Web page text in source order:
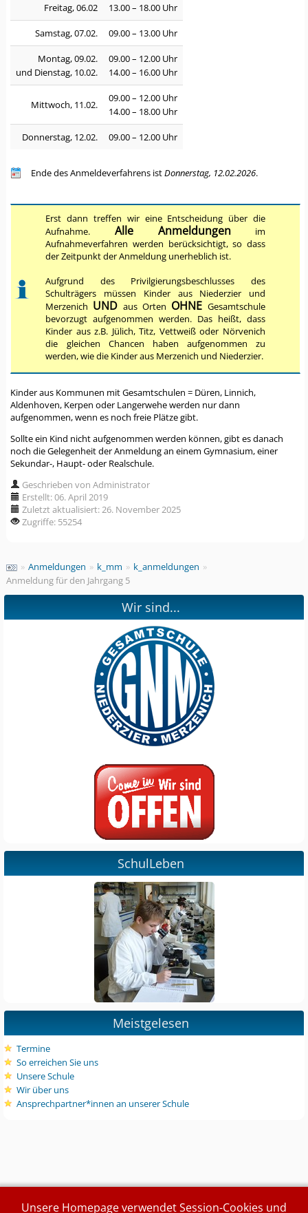
Freitag, 06.02
13.00 – 18.00 Uhr
Samstag, 07.02. 09.00 – 13.00 Uhr
Montag, 09.02.
und Dienstag, 10.02.
09.00 – 12.00 Uhr
14.00 – 16.00 Uhr
Mittwoch, 11.02.
09.00 – 12.00 Uhr
14.00 – 18.00 Uhr
Donnerstag, 12.02. 09.00 – 12.00 Uhr
Ende des Anmeldeverfahrens istDonnerstag, 12.02.2026.
Erst dann treffen wir eine Entscheidung über die
Aufnahme. Alle Anmeldungenim
Aufnahmeverfahren werden berücksichtigt, so dass
der Zeitpunkt der Anmeldung unerheblich ist.
Aufgrund des Privilgierungsbeschlusses des
Schulträgers müssen Kinder aus Niederzier und
Merzenich UNDaus Orten OHNEGesamtschule
bevorzugt aufgenommen werden. Das heißt, dass
Kinder aus z.B. Jülich, Titz, Vettweiß oder Nörvenich
die gleichen Chancen haben aufgenommen zu
werden, wie die Kinder aus Merzenich und Niederzier.
Kinder aus Kommunen mit Gesamtschulen = Düren, Linnich,
Aldenhoven, Kerpen oder Langerwehe werden nur dann
aufgenommen, wenn es noch freie Plätze gibt.
Sollte ein Kind nicht aufgenommen werden können, gibt es danach
noch die Gelegenheit der Anmeldung an einem Gymnasium, einer
Sekundar-, Haupt- oder Realschule.
Geschrieben von Administrator
Erstellt: 06. April 2019
Zuletzt aktualisiert: 26. November 2025
Zugriffe: 55254
» Anmeldungen » k_mm » k_anmeldungen »
Anmeldung für den Jahrgang 5
Wir sind...
SchulLeben
Meistgelesen
Termine
So erreichen Sie uns
Unsere Schule
Wir über uns
Ansprechpartner*innen an unserer Schule
Unsere Homepage verwendet Session-Cookies und